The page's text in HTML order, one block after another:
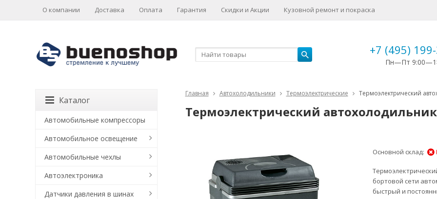
О компании Доставка Оплата Гарантия Скидки и Акции Кузовной ремонт и покраска
+7 (495)
Пн—Пт
Главная Автохолодильники Термоэлектрические Термоэлектрический
Термоэлектрический автохолодильник
Основной склад:
бортовой сети
быстрый и
Каталог
Автомобильные компрессоры
Автомобильное освещение
Автомобильные чехлы
Автоэлектроника
Датчики давления в шинах